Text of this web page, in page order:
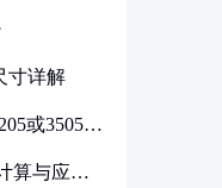
寸详解
或3505代
算与应用